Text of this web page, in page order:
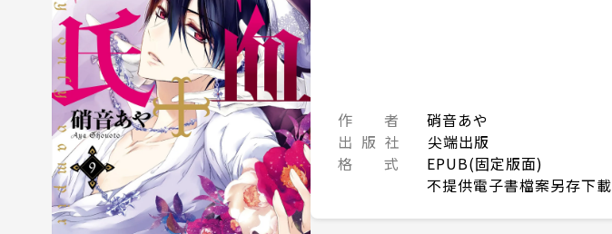
作 者
硝音あや
出 版 社
尖端出版
格 式
EPUB(固定版面)
不提供電子書檔案另存下載